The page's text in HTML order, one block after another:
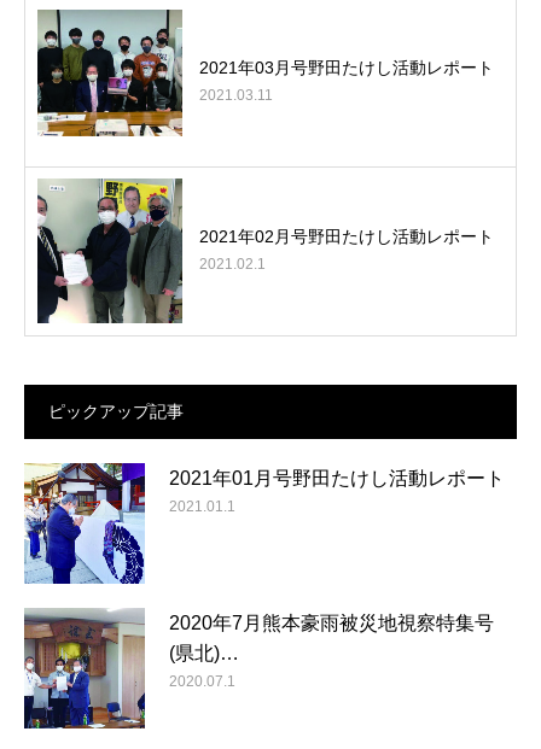
2021年03月号野田たけし活動レポート
2021.03.11
2021年02月号野田たけし活動レポート
2021.02.1
ピックアップ記事
2021年01月号野田たけし活動レポート
2021.01.1
2020年7月熊本豪雨被災地視察特集号
(県北)…
2020.07.1